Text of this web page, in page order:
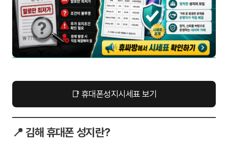
📑 휴대폰성지시세표 보기
📍 김해 휴대폰 성지란?